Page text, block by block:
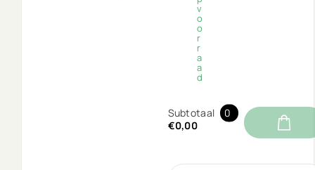
v
o
o
r
r
a
a
d
Subtotaal
0
€0,00